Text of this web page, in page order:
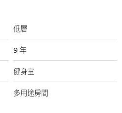
低層
9 年
健身室
多用途房間